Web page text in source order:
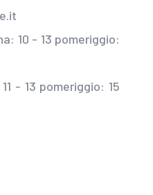
10 - 13 pomeriggio:
- 13 pomeriggio: 15